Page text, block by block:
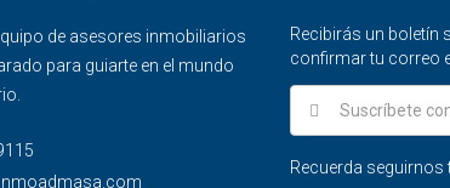
de asesores inmobiliarios
para guiarte en el mundo
Recibirás un boletín
confirmar tu correo
Recuerda seguirnos